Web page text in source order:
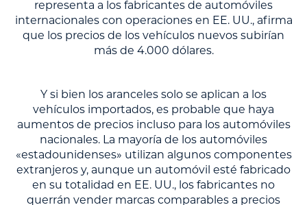
representa a los fabricantes de automóviles
internacionales con operaciones en EE. UU., afirma
que los precios de los vehículos nuevos subirían
más de 4.000 dólares.
Y si bien los aranceles solo se aplican a los
vehículos importados, es probable que haya
aumentos de precios incluso para los automóviles
nacionales. La mayoría de los automóviles
«estadounidenses» utilizan algunos componentes
extranjeros y, aunque un automóvil esté fabricado
en su totalidad en EE. UU., los fabricantes no
querrán vender marcas comparables a precios